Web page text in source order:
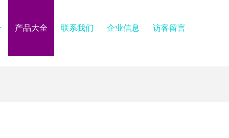
产品大全 联系我们 企业信息 访客留言